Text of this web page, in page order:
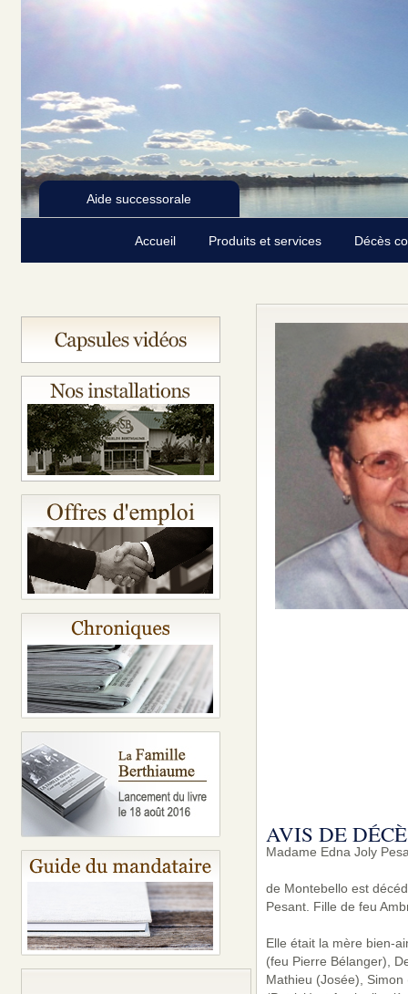
Aide successorale
Accueil Produits et services Décès
AVIS DE
Madame Edna Joly
de Montebello est
Pesant. Fille de feu
Elle était la mère bien-
(feu Pierre Bélanger),
Mathieu (Josée),